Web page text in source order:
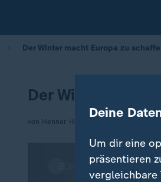
Der Winter macht Europa zu
Der Winter macht
von Henner Hebestreit, Thomas Walde,
Deine
Um dir eine
präsentieren
vergleichbare